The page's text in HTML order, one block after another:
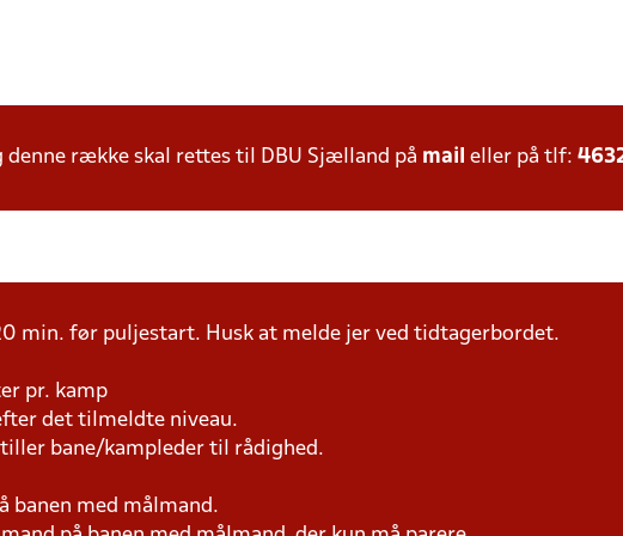
denne række skal rettes til DBU Sjælland på mail eller på tlf:
min. før puljestart. Husk at melde jer ved tidtagerbordet.
pr. kamp
det tilmeldte niveau.
bane/kampleder til rådighed.
banen med målmand.